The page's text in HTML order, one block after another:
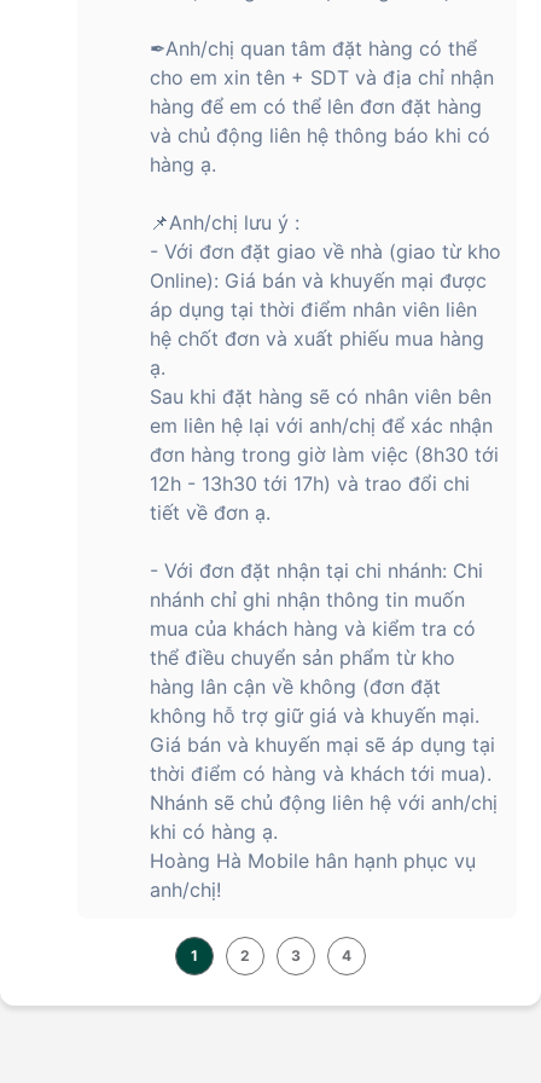
Cuối cùng, Honor 200 còn ghi điểm với người dùng bởi thời
lượng pin cực khủng. Nhà sản xuất Honor đã trang bị cho
máy viên pin dung lượng lên tới 5200mAh. Đây là thời lượng
pin có thể đáp ứng nhu cầu sử dụng cơ bản của người dùng
trong suốt một ngày dài.
nhanh 100W. Theo nhà sản xuất, công nghệ này có thể sạc
đầy 57% viên pin chỉ trong 15 phút. Bạn cũng có thể sử dụng
công nghệ sạc ngược 5W trong trường hợp cần thiết. Như
vậy, người dùng sẽ không cần phải chờ đợi sạc quá lâu để
có thể tiếp tục sử dụng máy. Với chế độ sạc thông minh AI,
máy có thể theo dõi thói quen sạc của người dùng, từ đó
điều chỉnh lại tốc độ sạc để tối ưu và bảo vệ thiết bị này.
Honor 200 được cài đặt chạy hệ điều hành MagicOS 8.0 dựa
trên nền tảng Android 14, mang lại giao diện thân thiện, đẹp
mắt. Máy cũng được tích hợp nhiều tính năng thông minh
cho trải nghiệm người dùng tối ưu, nâng cao tính bảo mật và
Điện thoại Honor 200 12GB/256GB ra
mắt khi nào?
Sau thành công của Honor 100, nhà sản xuất đã giới thiệu
phiên bản Honor 200 này vào tháng 5 năm 2024. Điện thoại
mới không chỉ có những thay đổi về thiết kế khiến nó trông
bắt mắt hơn mà còn được bổ sung thêm nhiều tính năng AI
theo xu hướng chung.
Chiếc điện thoại mới của nhàHonor
của người dùng và nhiều phản hồi tốt về hiệu năng, độ ổn
định sau một thời gian sử dụng. Nếu bạn đang tìm kiếm một
thể là lựa chọn phù hợp.
Giá bán của điện thoại Honor 200
12GB/256GB là bao nhiêu?
✒Anh/chị quan tâm đặt hàng có thể
cho em xin tên + SDT và địa chỉ nhận
hàng để em có thể lên đơn đặt hàng
và chủ động liên hệ thông báo khi có
hàng ạ.
📌Anh/chị lưu ý :
- Với đơn đặt giao về nhà (giao từ kho
Online): Giá bán và khuyến mại được
áp dụng tại thời điểm nhân viên liên
hệ chốt đơn và xuất phiếu mua hàng
ạ.
Sau khi đặt hàng sẽ có nhân viên bên
em liên hệ lại với anh/chị để xác nhận
đơn hàng trong giờ làm việc (8h30 tới
12h - 13h30 tới 17h) và trao đổi chi
tiết về đơn ạ.
- Với đơn đặt nhận tại chi nhánh: Chi
nhánh chỉ ghi nhận thông tin muốn
mua của khách hàng và kiểm tra có
thể điều chuyển sản phẩm từ kho
hàng lân cận về không (đơn đặt
không hỗ trợ giữ giá và khuyến mại.
Giá bán và khuyến mại sẽ áp dụng tại
thời điểm có hàng và khách tới mua).
Nhánh sẽ chủ động liên hệ với anh/chị
khi có hàng ạ.
Hoàng Hà Mobile hân hạnh phục vụ
anh/chị!
1 2 3 4